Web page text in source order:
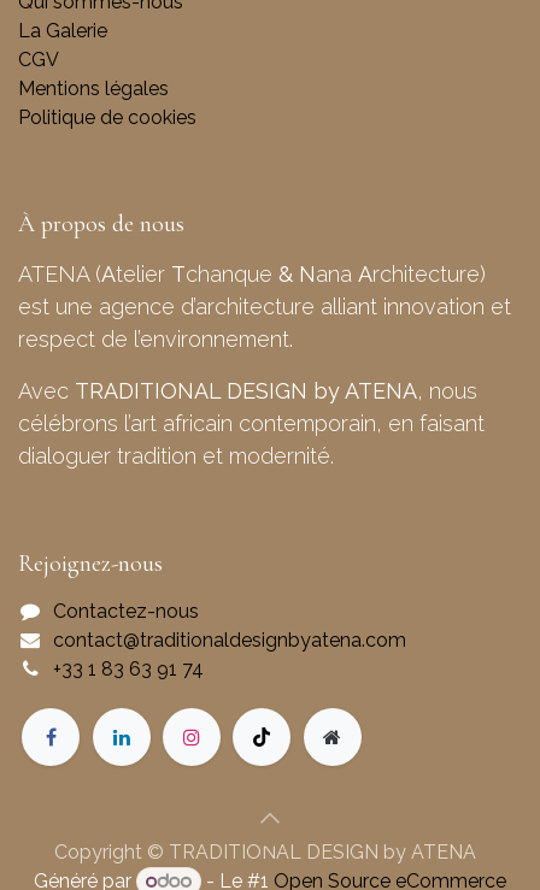
La Galerie
CGV
Mentions légales
Politique de cookies
À propos de nous
ATENA (Atelier Tchanque & Nana Architecture)
est une agence d’architecture alliant innovation et
respect de l’environnement.
Avec TRADITIONAL DESIGN by ATENA, nous
célébrons l’art africain contemporain, en faisant
dialoguer tradition et modernité.
Rejoignez-nous
Contactez-nous
contact@traditionaldesignbyatena.com
+33 1 83 63 91 74
Copyright © TRADITIONAL DESIGN by ATENA
Généré par
- Le #1 Open Source eCommerce